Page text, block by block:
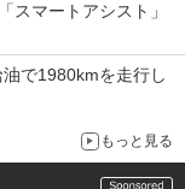
スマートアシスト」
で1980kmを走行し
もっと見る